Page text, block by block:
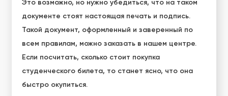
Это возможно, но нужно убедиться, что на таком
документе стоят настоящая печать и подпись.
Такой документ, оформленный и заверенный по
всем правилам, можно заказать в нашем центре.
Если посчитать, сколько стоит покупка
студенческого билета, то станет ясно, что она
быстро окупиться.